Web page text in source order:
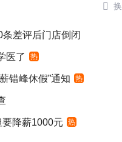

差评后门店倒闭
医了 热
错峰休假”通知 热
要降薪1000元 热